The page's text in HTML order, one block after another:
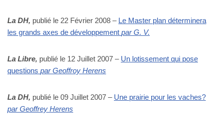
La DH, publié le 22 Février 2008 – Le Master plan déterminera
les grands axes de développement par G. V.
La Libre, publié le 12 Juillet 2007 – Un lotissement qui pose
questions par Geoffroy Herens
La DH, publié le 09 Juillet 2007 – Une prairie pour les vaches?
par Geoffrey Herens